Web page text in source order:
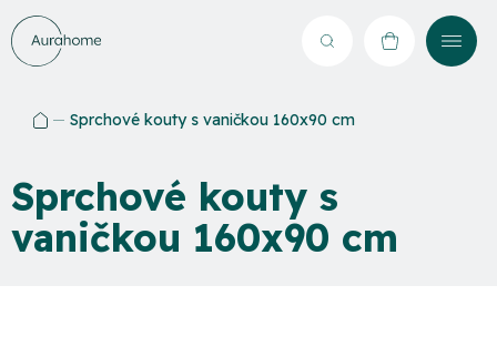
Přejít
na
obsah
Hledat NÁKUPNÍ
Sprchové kouty s vaničkou 160x90 cm
Sprchové kouty s
vaničkou 160x90 cm